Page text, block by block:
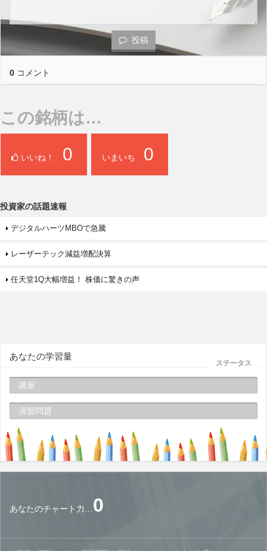
投稿
0 コメント
この銘柄は…
いいね！ 0 いまいち 0
投資家の話題速報
デジタルハーツMBOで急騰
レーザーテック減益増配決算
任天堂1Q大幅増益！ 株価に驚きの声
ステータス
あなたの学習量
講座
演習問題
あなたのチャート力…0